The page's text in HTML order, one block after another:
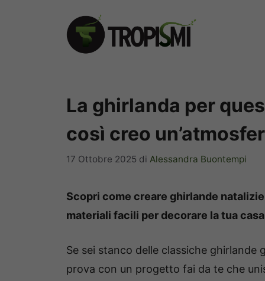
La ghirlanda per
così creo
17 Ottobre 2025 di Alessandra Buontempi
Scopri come creare ghirlande
materiali facili per decorare la tua
Se sei stanco delle classiche
prova con un progetto fai da te che